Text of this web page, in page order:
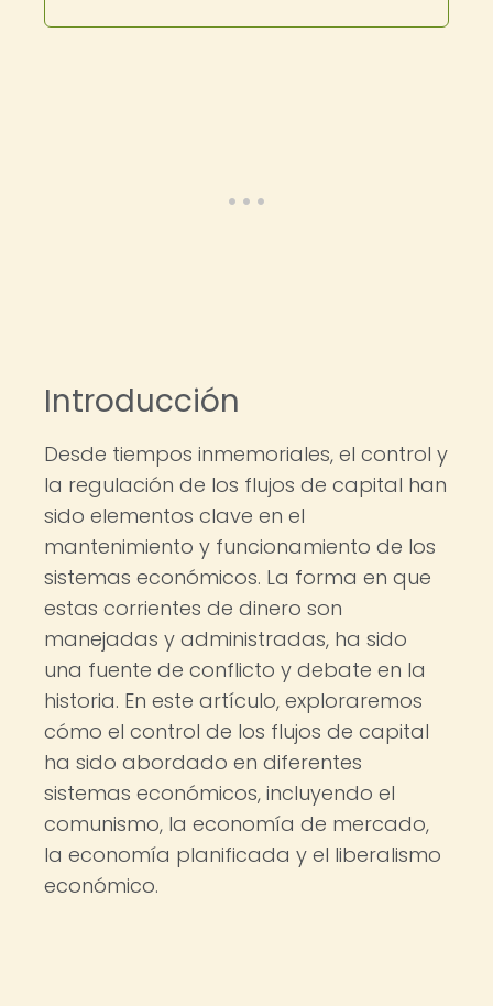
Introducción
Desde tiempos inmemoriales, el control y
la regulación de los flujos de capital han
sido elementos clave en el
mantenimiento y funcionamiento de los
sistemas económicos. La forma en que
estas corrientes de dinero son
manejadas y administradas, ha sido
una fuente de conflicto y debate en la
historia. En este artículo, exploraremos
cómo el control de los flujos de capital
ha sido abordado en diferentes
sistemas económicos, incluyendo el
comunismo, la economía de mercado,
la economía planificada y el liberalismo
económico.